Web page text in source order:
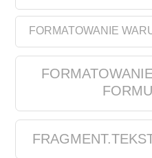
FORMATOWANIE